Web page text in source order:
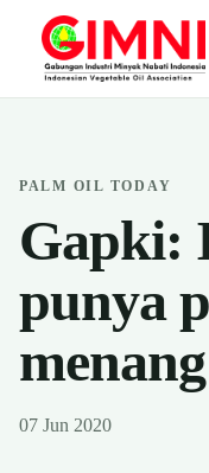
PALM OIL TODAY
Gapki:
punya
07 Jun 2020